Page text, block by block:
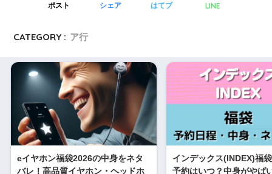
ポスト シェア はてブ LINE
CATEGORY : ア行
eイヤホン福袋2026の中身をネタ
バレ！高品質イヤホン・ヘッドホ
インデックス(INDEX)福
予約はいつ？中身がやば